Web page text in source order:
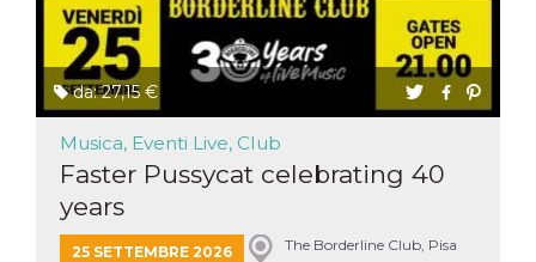
da: 27,15 €
Musica, Eventi Live, Club
Faster Pussycat celebrating 40
years
25 SETTEMBRE 2026 The Borderline Club, Pisa